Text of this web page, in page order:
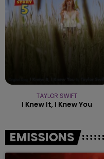
TAYLOR SWIFT
I Knew It, I Knew You
EMISSIONS